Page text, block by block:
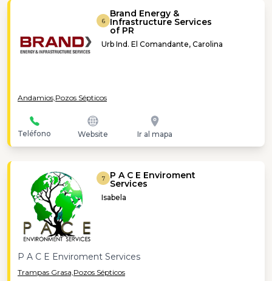
6
Brand Energy &
Infrastructure Services
of PR
Urb Ind. El Comandante, Carolina
Andamios,Pozos Sépticos
Teléfono Website Ir al mapa
7 P A C E Enviroment
Services
Isabela
P A C E Enviroment Services
Trampas Grasa, Pozos Sépticos